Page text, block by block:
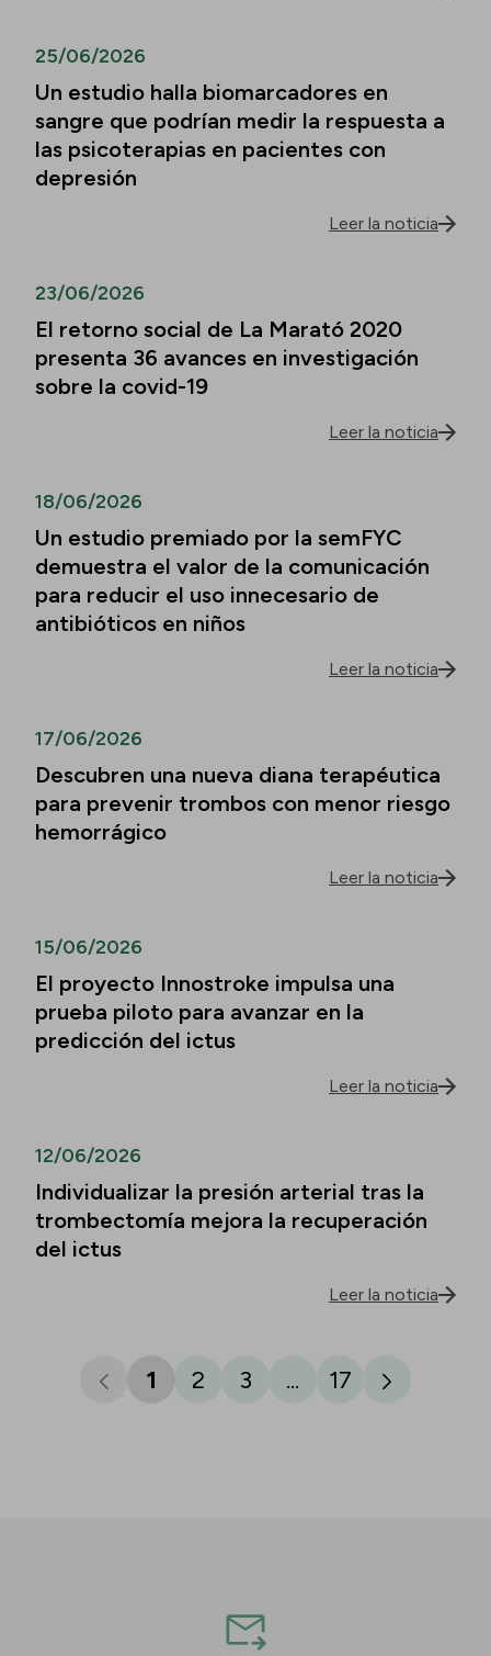
25/06/2026
Un estudio halla biomarcadores en
sangre que podrían medir la respuesta a
las psicoterapias en pacientes con
depresión
Leer la noticia
23/06/2026
El retorno social de La Marató 2020
presenta 36 avances en investigación
sobre la covid-19
Leer la noticia
18/06/2026
Un estudio premiado por la semFYC
demuestra el valor de la comunicación
para reducir el uso innecesario de
antibióticos en niños
Leer la noticia
17/06/2026
Descubren una nueva diana terapéutica
para prevenir trombos con menor riesgo
hemorrágico
Leer la noticia
15/06/2026
El proyecto Innostroke impulsa una
prueba piloto para avanzar en la
predicción del ictus
Leer la noticia
12/06/2026
Individualizar la presión arterial tras la
trombectomía mejora la recuperación
del ictus
Leer la noticia
1 2 3 ... 17